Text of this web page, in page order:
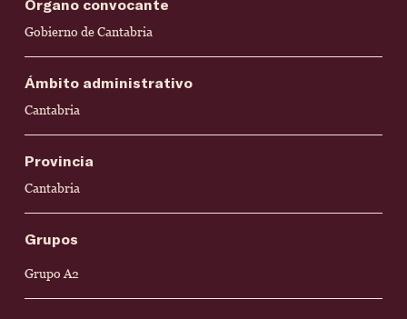
Órgano convocante
Gobierno de Cantabria
Ámbito administrativo
Cantabria
Provincia
Cantabria
Grupos
Grupo A2